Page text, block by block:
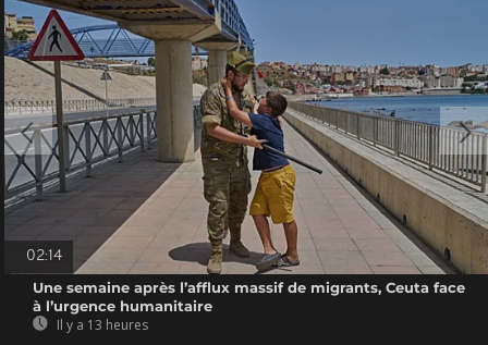
02:14
Une semaine après l’afflux massif de migrants, Ceuta face
à l’urgence humanitaire
Il y a 13 heures